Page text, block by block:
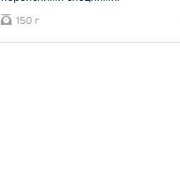
Общий вес – 150 г
150 г